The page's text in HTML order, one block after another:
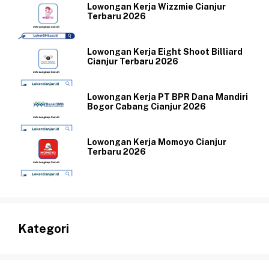
Lowongan Kerja Wizzmie Cianjur
Terbaru 2026
Lowongan Kerja Eight Shoot Billiard
Cianjur Terbaru 2026
Lowongan Kerja PT BPR Dana Mandiri
Bogor Cabang Cianjur 2026
Lowongan Kerja Momoyo Cianjur
Terbaru 2026
Kategori